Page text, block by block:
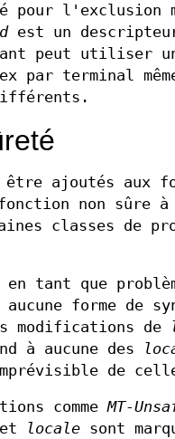
pour l'exclusion
est un
peut utiliser un
par terminal
être ajoutés aux
non sûre
classes de
tant que
forme de
modifications de
à aucune des
de
commeMT-
localesont